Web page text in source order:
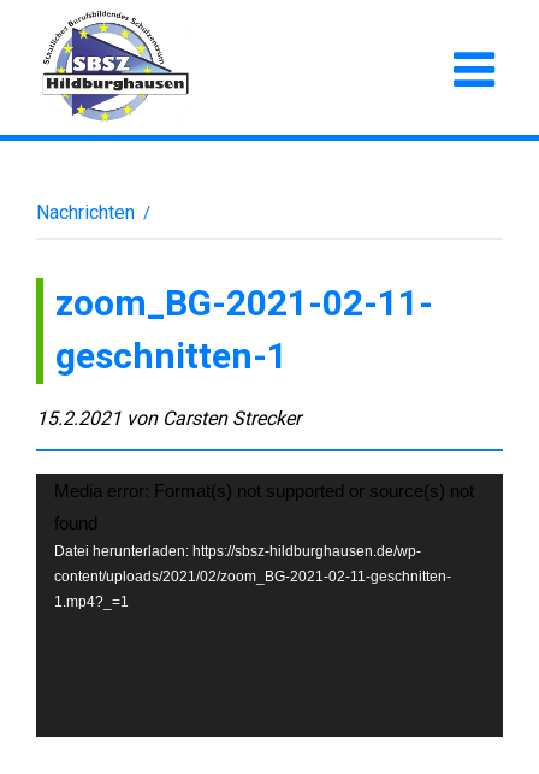
Nachrichten /
zoom_BG-2021-02-11-
geschnitten-1
15.2.2021 von Carsten Strecker
Video-
Player
Media error: Format(s) not supported or source(s) not
found
Datei herunterladen: https://sbsz-hildburghausen.de/wp-
content/uploads/2021/02/zoom_BG-2021-02-11-geschnitten-
1.mp4?_=1